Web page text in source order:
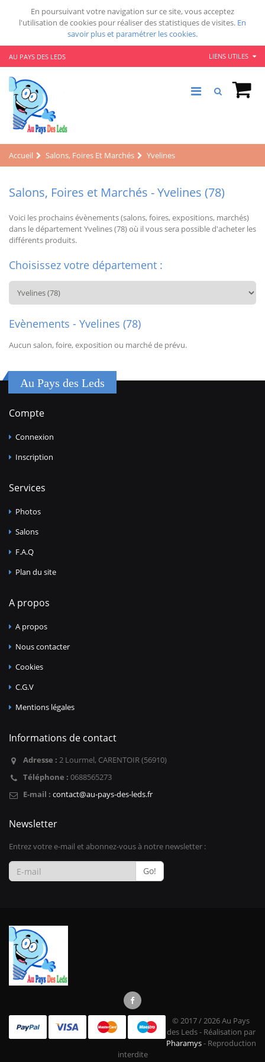
En poursuivant votre navigation sur ce site, vous acceptez
l'utilisation de cookies pour réaliser des statistiques de visites. En
savoir plus et paramétrer les cookies.
AU PAYS DES LEDS LIENS UTILES
Accueil Salons, Foires Et Marchés Yvelines
Salons, Foires et Marchés - Yvelines (78)
Voici les prochains évènements (salons, foires, expositions, marchés)
dans le département Yvelines (78) où il vous sera possible d'acheter les
différents produits.
Choisissez votre département :
Evènements - Yvelines (78)
Aucun salon, foire, exposition ou marché de prévu.
Au Pays des Leds
Compte
Connexion
Inscription
Services
Photos
Salons
F.A.Q
Plan du site
A propos
A propos
Nous contacter
Cookies
C.G.V
Mentions légales
Informations de contact
Adresse : 2 Lourmel, CARENTOIR (56910)
Téléphone : 0688565273
E-mail : contact@au-pays-des-leds.fr
Newsletter
Entrez votre e-mail et abonnez-vous à notre newsletter :
Go!
© 2017 / 2026 Au Pays
des Leds - Réalisation par
Pharamys- Reproduction
interdite